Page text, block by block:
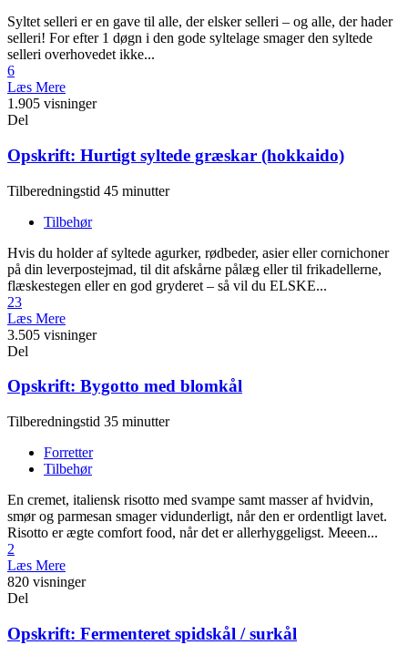
Syltet selleri er en gave til alle, der elsker selleri – og alle, der hader
selleri! For efter 1 døgn i den gode syltelage smager den syltede
selleri overhovedet ikke...
6
Læs Mere
1.905 visninger
Del
Opskrift: Hurtigt syltede græskar (hokkaido)
Tilberedningstid 45 minutter
Tilbehør
Hvis du holder af syltede agurker, rødbeder, asier eller cornichoner
på din leverpostejmad, til dit afskårne pålæg eller til frikadellerne,
flæskestegen eller en god gryderet – så vil du ELSKE...
23
Læs Mere
3.505 visninger
Del
Opskrift: Bygotto med blomkål
Tilberedningstid 35 minutter
Forretter
Tilbehør
En cremet, italiensk risotto med svampe samt masser af hvidvin,
smør og parmesan smager vidunderligt, når den er ordentligt lavet.
Risotto er ægte comfort food, når det er allerhyggeligst. Meeen...
2
Læs Mere
820 visninger
Del
Opskrift: Fermenteret spidskål / surkål